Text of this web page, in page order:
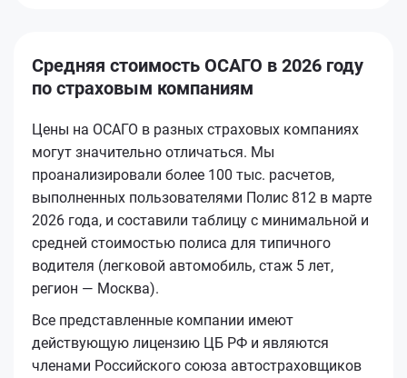
Средняя стоимость ОСАГО в 2026 году
по страховым компаниям
Цены на ОСАГО в разных страховых компаниях
могут значительно отличаться. Мы
проанализировали более 100 тыс. расчетов,
выполненных пользователями Полис 812 в марте
2026 года, и составили таблицу с минимальной и
средней стоимостью полиса для типичного
водителя (легковой автомобиль, стаж 5 лет,
регион — Москва).
Все представленные компании имеют
действующую лицензию ЦБ РФ и являются
членами Российского союза автостраховщиков